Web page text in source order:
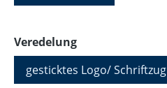
Veredelungauswählen
gesticktes Logo/ Schriftzug